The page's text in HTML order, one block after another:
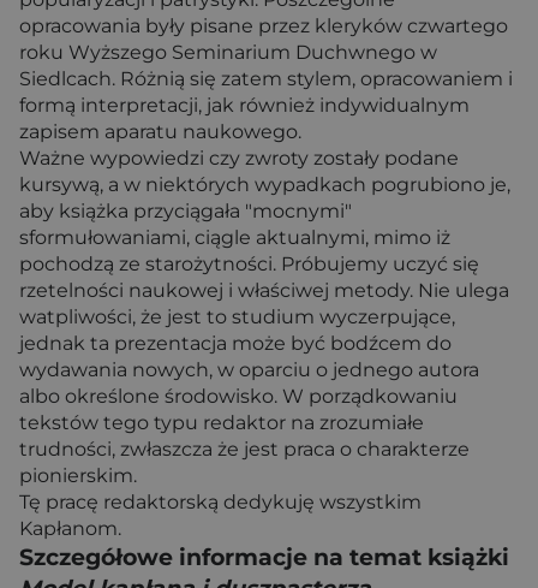
opracowania były pisane przez kleryków czwartego
roku Wyższego Seminarium Duchwnego w
Siedlcach. Różnią się zatem stylem, opracowaniem i
formą interpretacji, jak również indywidualnym
zapisem aparatu naukowego.
Ważne wypowiedzi czy zwroty zostały podane
kursywą, a w niektórych wypadkach pogrubiono je,
aby książka przyciągała "mocnymi"
sformułowaniami, ciągle aktualnymi, mimo iż
pochodzą ze starożytności. Próbujemy uczyć się
rzetelności naukowej i właściwej metody. Nie ulega
watpliwości, że jest to studium wyczerpujące,
jednak ta prezentacja może być bodźcem do
wydawania nowych, w oparciu o jednego autora
albo określone środowisko. W porządkowaniu
tekstów tego typu redaktor na zrozumiałe
trudności, zwłaszcza że jest praca o charakterze
pionierskim.
Tę pracę redaktorską dedykuję wszystkim
Kapłanom.
Szczegółowe informacje na temat książki